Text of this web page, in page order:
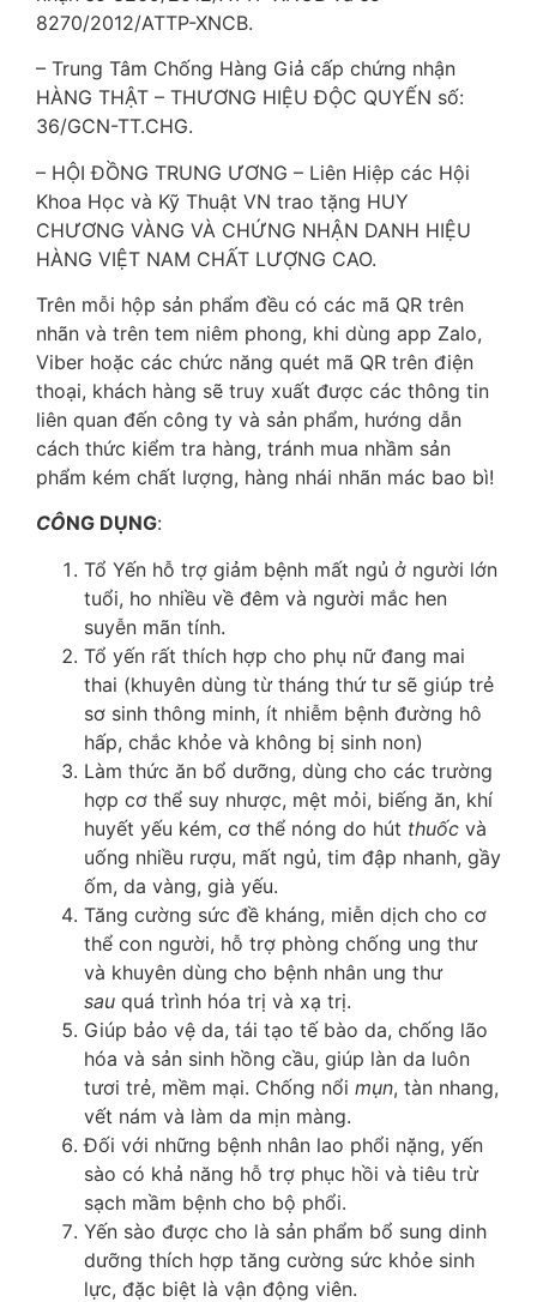
8270/2012/ATTP-XNCB.
– Trung Tâm Chống Hàng Giả cấp chứng nhận
HÀNG THẬT – THƯƠNG HIỆU ĐỘC QUYẾN số:
36/GCN-TT.CHG.
– HỘI ĐỒNG TRUNG ƯƠNG – Liên Hiệp các Hội
Khoa Học và Kỹ Thuật VN trao tặng HUY
CHƯƠNG VÀNG VÀ CHỨNG NHẬN DANH HIỆU
HÀNG VIỆT NAM CHẤT LƯỢNG CAO.
Trên mỗi hộp sản phẩm đều có các mã QR trên
nhãn và trên tem niêm phong, khi dùng app Zalo,
Viber hoặc các chức năng quét mã QR trên điện
thoại, khách hàng sẽ truy xuất được các thông tin
liên quan đến công ty và sản phẩm, hướng dẫn
cách thức kiểm tra hàng, tránh mua nhầm sản
phẩm kém chất lượng, hàng nhái nhãn mác bao bì!
CÔNG DỤNG:
Tổ Yến hỗ trợ giảm bệnh mất ngủ ở người lớn
tuổi, ho nhiều về đêm và người mắc hen
suyễn mãn tính.
Tổ yến rất thích hợp cho phụ nữ đang mai
thai (khuyên dùng từ tháng thứ tư sẽ giúp trẻ
sơ sinh thông minh, ít nhiễm bệnh đường hô
hấp, chắc khỏe và không bị sinh non)
Làm thức ăn bổ dưỡng, dùng cho các trường
hợp cơ thể suy nhược, mệt mỏi, biếng ăn, khí
huyết yếu kém, cơ thể nóng do hút thuốc và
uống nhiều rượu, mất ngủ, tim đập nhanh, gầy
ốm, da vàng, già yếu.
Tăng cường sức đề kháng, miễn dịch cho cơ
thể con người, hỗ trợ phòng chống ung thư
và khuyên dùng cho bệnh nhân ung thư
sau quá trình hóa trị và xạ trị.
Giúp bảo vệ da, tái tạo tế bào da, chống lão
hóa và sản sinh hồng cầu, giúp làn da luôn
tươi trẻ, mềm mại. Chống nổi mụn, tàn nhang,
vết nám và làm da mịn màng.
Đối với những bệnh nhân lao phổi nặng, yến
sào có khả năng hỗ trợ phục hồi và tiêu trừ
sạch mầm bệnh cho bộ phổi.
Yến sào được cho là sản phẩm bổ sung dinh
dưỡng thích hợp tăng cường sức khỏe sinh
lực, đặc biệt là vận động viên.